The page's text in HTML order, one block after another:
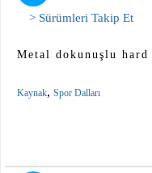
> Sürümleri Takip Et
Metal dokunuşlu hard
Kaynak, Spor Dalları